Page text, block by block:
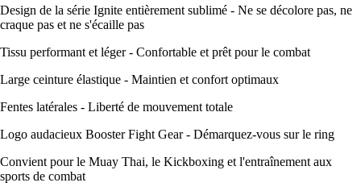
Design de la série Ignite entièrement sublimé - Ne se décolore pas, ne
craque pas et ne s'écaille pas
Tissu performant et léger - Confortable et prêt pour le combat
Large ceinture élastique - Maintien et confort optimaux
Fentes latérales - Liberté de mouvement totale
Logo audacieux Booster Fight Gear - Démarquez-vous sur le ring
Convient pour le Muay Thai, le Kickboxing et l'entraînement aux
sports de combat